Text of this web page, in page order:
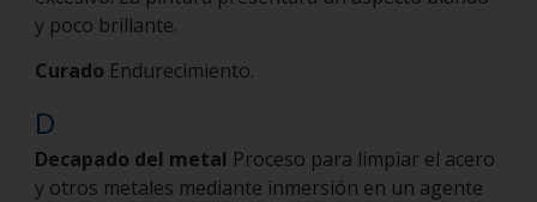
y poco brillante.
Curado Endurecimiento.
D
Decapado del metal Proceso para limpiar el acero
y otros metales mediante inmersión en un agente